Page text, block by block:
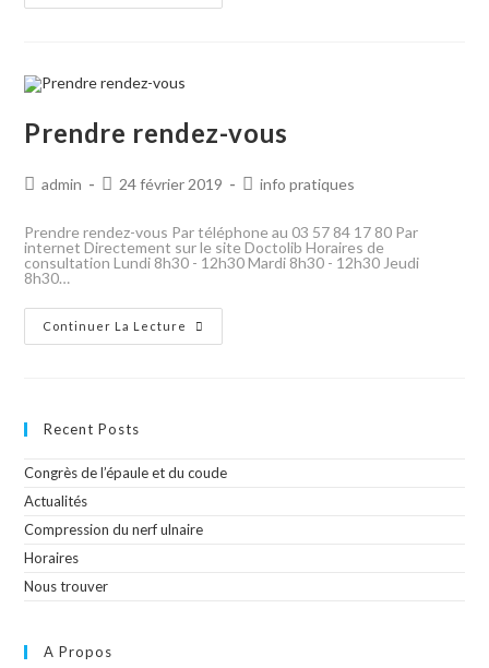
Prendre rendez-vous
admin 24 février 2019 info pratiques
Prendre rendez-vous Par téléphone au 03 57 84 17 80 Par
internet Directement sur le site Doctolib Horaires de
consultation Lundi 8h30 - 12h30 Mardi 8h30 - 12h30 Jeudi
8h30…
Continuer La Lecture
Recent Posts
Congrès de l’épaule et du coude
Actualités
Compression du nerf ulnaire
Horaires
Nous trouver
A Propos